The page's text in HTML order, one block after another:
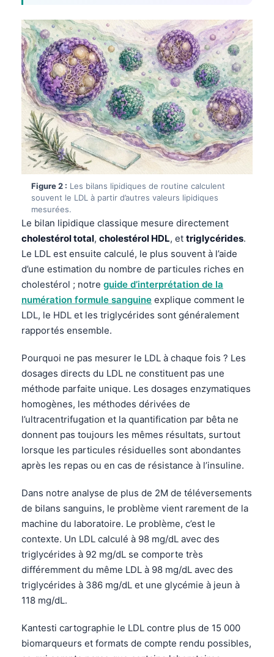
Figure 2 : Les bilans lipidiques de routine calculent
souvent le LDL à partir d’autres valeurs lipidiques
mesurées.
Le bilan lipidique classique mesure directement
cholestérol total, cholestérol HDL, et triglycérides.
Le LDL est ensuite calculé, le plus souvent à l’aide
d’une estimation du nombre de particules riches en
cholestérol ; notre guide d’interprétation de la
numération formule sanguine explique comment le
LDL, le HDL et les triglycérides sont généralement
rapportés ensemble.
Pourquoi ne pas mesurer le LDL à chaque fois ? Les
dosages directs du LDL ne constituent pas une
méthode parfaite unique. Les dosages enzymatiques
homogènes, les méthodes dérivées de
l’ultracentrifugation et la quantification par bêta ne
donnent pas toujours les mêmes résultats, surtout
lorsque les particules résiduelles sont abondantes
après les repas ou en cas de résistance à l’insuline.
Dans notre analyse de plus de 2M de téléversements
de bilans sanguins, le problème vient rarement de la
machine du laboratoire. Le problème, c’est le
contexte. Un LDL calculé à 98 mg/dL avec des
triglycérides à 92 mg/dL se comporte très
différemment du même LDL à 98 mg/dL avec des
triglycérides à 386 mg/dL et une glycémie à jeun à
118 mg/dL.
Kantesti cartographie le LDL contre plus de 15 000
biomarqueurs et formats de compte rendu possibles,